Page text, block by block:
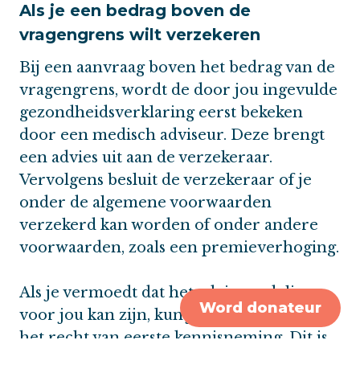
Word donateur
Als je een bedrag boven de
vragengrens wilt verzekeren
Bij een aanvraag boven het bedrag van de
vragengrens, wordt de door jou ingevulde
gezondheidsverklaring eerst bekeken
door een medisch adviseur. Deze brengt
een advies uit aan de verzekeraar.
Vervolgens besluit de verzekeraar of je
onder de algemene voorwaarden
verzekerd kan worden of onder andere
voorwaarden, zoals een premieverhoging.
Als je vermoedt dat het advies nadelig
voor jou kan zijn, kun je je beroepen op
het recht van eerste kennisneming. Dit is